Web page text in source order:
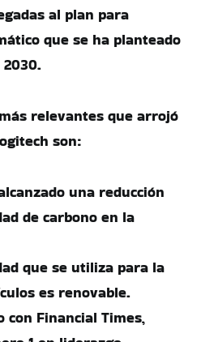
al plan para
que se ha planteado
2030.
relevantes que arrojó
son:
una reducción
de carbono en la
que se utiliza para la
es renovable.
con Financial Times,